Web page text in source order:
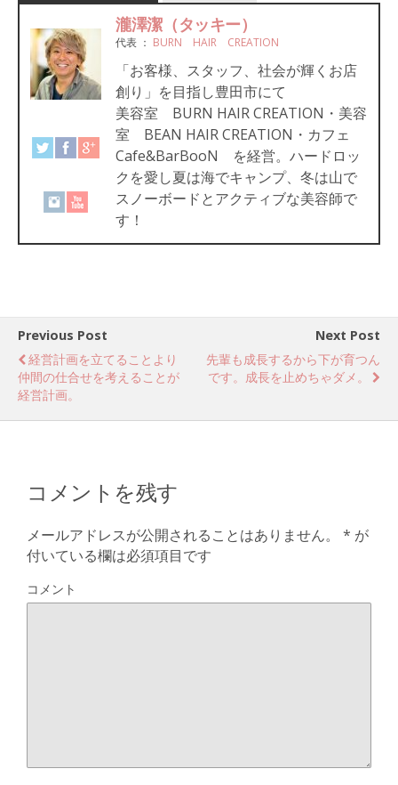
瀧澤潔（タッキー）
代表 ： BURN HAIR CREATION
「お客様、スタッフ、社会が輝くお店
創り」を目指し豊田市にて
美容室 BURN HAIR CREATION・美容
室 BEAN HAIR CREATION・カフェ
Cafe&BarBooN を経営。ハードロッ
クを愛し夏は海でキャンプ、冬は山で
スノーボードとアクティブな美容師で
す！
Previous Post
経営計画を立てることより
仲間の仕合せを考えることが
経営計画。
Next Post
先輩も成長するから下が育つん
です。成長を止めちゃダメ。
コメントを残す
メールアドレスが公開されることはありません。 * が
付いている欄は必須項目です
コメント